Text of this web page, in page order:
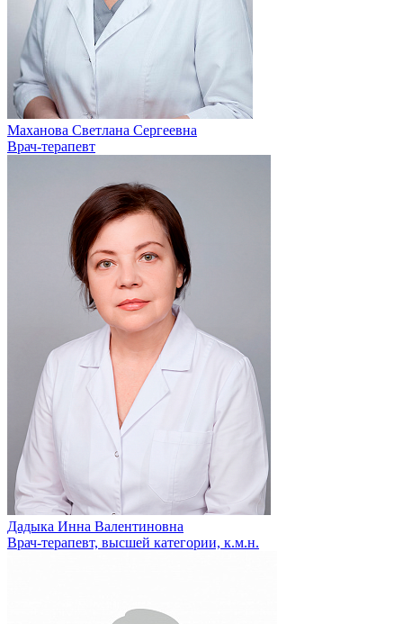
Маханова Светлана Сергеевна
Врач-терапевт
Дадыка Инна Валентиновна
Врач-терапевт, высшей категории, к.м.н.